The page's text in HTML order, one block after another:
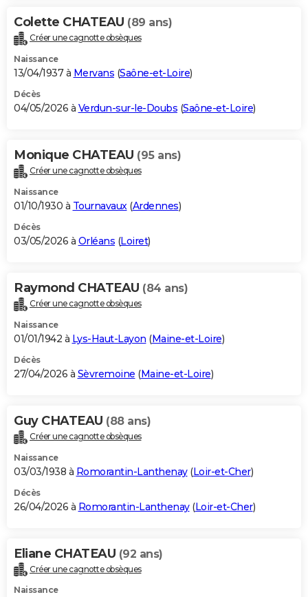
Colette CHATEAU (89 ans)
Créer une cagnotte obsèques
Naissance
13/04/1937 à Mervans (Saône-et-Loire)
Décès
04/05/2026 à Verdun-sur-le-Doubs (Saône-et-Loire)
Monique CHATEAU (95 ans)
Créer une cagnotte obsèques
Naissance
01/10/1930 à Tournavaux(Ardennes)
Décès
03/05/2026 à Orléans (Loiret)
Raymond CHATEAU (84 ans)
Créer une cagnotte obsèques
Naissance
01/01/1942 à Lys-Haut-Layon (Maine-et-Loire)
Décès
27/04/2026 à Sèvremoine (Maine-et-Loire)
Guy CHATEAU (88 ans)
Créer une cagnotte obsèques
Naissance
03/03/1938 à Romorantin-Lanthenay(Loir-et-Cher)
Décès
26/04/2026 à Romorantin-Lanthenay(Loir-et-Cher)
Eliane CHATEAU (92 ans)
Créer une cagnotte obsèques
Naissance